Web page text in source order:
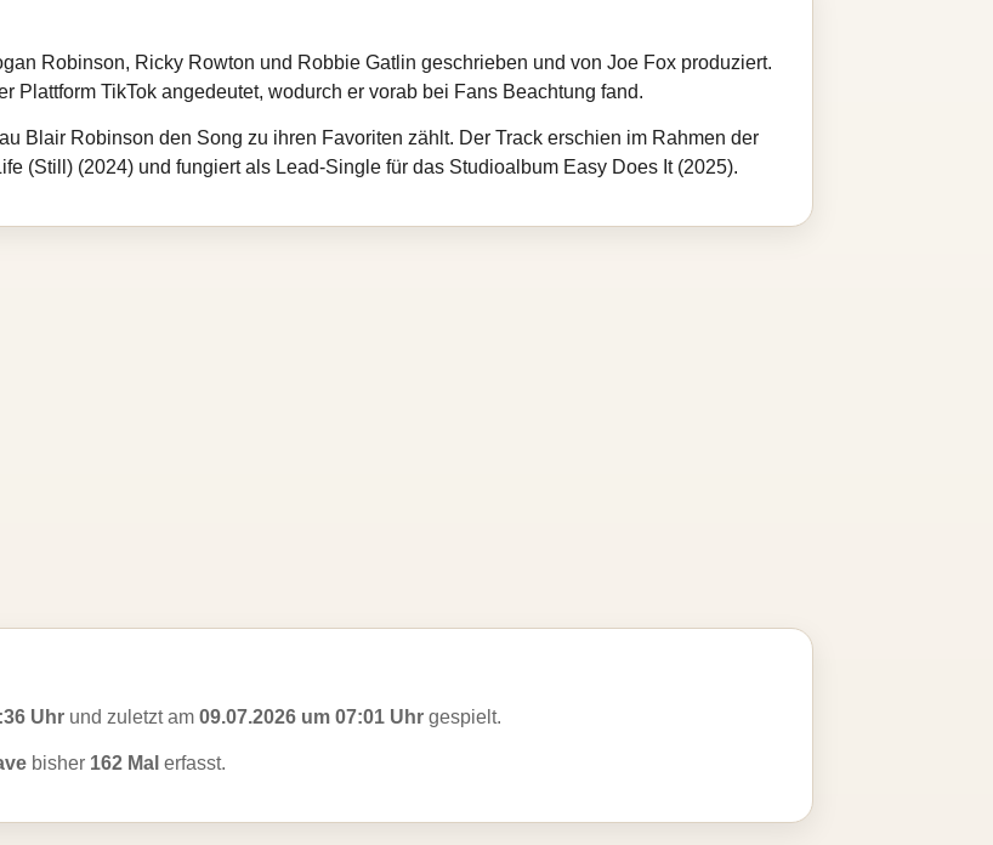
Robinson, Ricky Rowton und Robbie Gatlin geschrieben und von Joe Fox produziert.
Plattform TikTok angedeutet, wodurch er vorab bei Fans Beachtung fand.
Blair Robinson den Song zu ihren Favoriten zählt. Der Track erschien im Rahmen der
(Still) (2024) und fungiert als Lead-Single für das Studioalbum Easy Does It (2025).
Uhr und zuletzt am 09.07.2026 um 07:01 Uhr gespielt.
bisher 162 Mal erfasst.